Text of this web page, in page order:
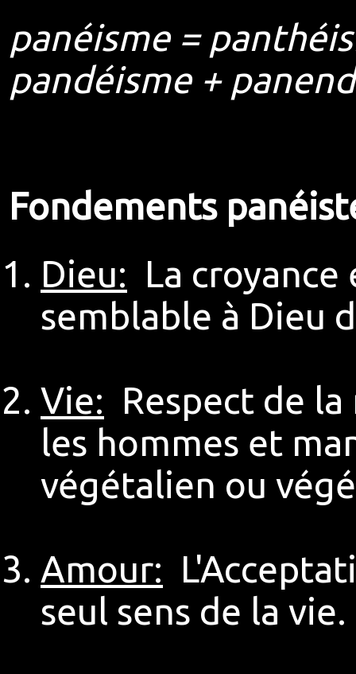
panéisme =
pandéisme +
Fondements
Dieu: La
semblable à Dieu
Vie: Respect de
les hommes et
végétalien ou
Amour:
seul sens de la vie.